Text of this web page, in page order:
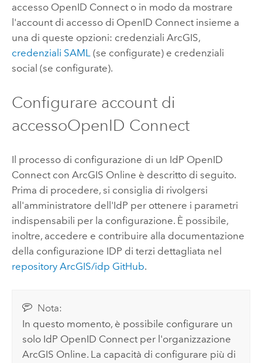
accesso OpenID Connecto in modo da mostrare
l'account di accesso di OpenID Connectinsieme a
una di queste opzioni: credenziali ArcGIS,
credenziali SAML (se configurate) e credenziali
social (se configurate).
Configurare account di
accessoOpenID Connect
Il processo di configurazione di un IdP OpenID
Connectcon ArcGIS Online è descritto di seguito.
Prima di procedere, si consiglia di rivolgersi
all'amministratore dell'IdP per ottenere i parametri
indispensabili per la configurazione. È possibile,
inoltre, accedere e contribuire alla documentazione
della configurazione IDP di terzi dettagliata nel
repository ArcGIS/idp GitHub.
Nota:
In questo momento, è possibile configurare un
solo IdP OpenID Connect per l'organizzazione
ArcGIS Online. La capacità di configurare più di